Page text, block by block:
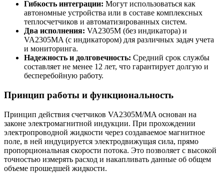
Гибкость интеграции: Могут использоваться как
автономные устройства или в составе комплексных
теплосчетчиков и автоматизированных систем.
Два исполнения: VA2305M (без индикатора) и
VA2305MA (с индикатором) для различных задач учета
и мониторинга.
Надежность и долговечность: Средний срок службы
составляет не менее 12 лет, что гарантирует долгую и
бесперебойную работу.
Принцип работы и функциональность
Принцип действия счетчиков VA2305M/MA основан на
законе электромагнитной индукции. При прохождении
электропроводной жидкости через создаваемое магнитное
поле, в ней индуцируется электродвижущая сила, прямо
пропорциональная скорости потока. Это позволяет с высокой
точностью измерять расход и накапливать данные об общем
объеме прошедшей жидкости.